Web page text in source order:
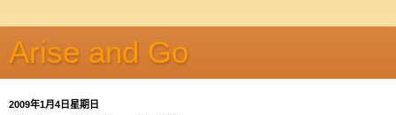
Arise and Go
2009年1月4日星期日